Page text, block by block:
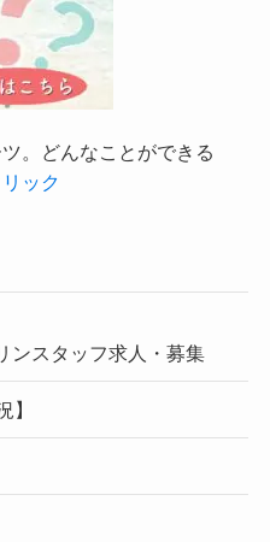
。どんなことができる
ック
スタッフ求人・募集
】